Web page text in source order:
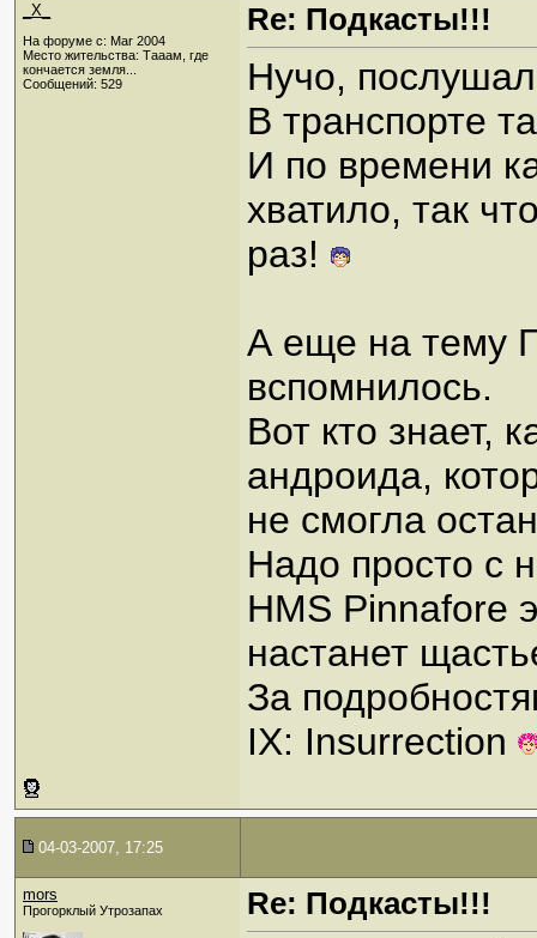
_X_
На форуме с: Mar 2004
Место жительства: Тааам, где
кончается земля...
Сообщений: 529
Re: Подкасты!!!
Нучо,
В транспорте
И по времени
хватило, так
раз!
А еще на тему
вспомнилось.
Вот кто знает,
андроида,
не смогла
Надо просто с
HMS Pinnafore
настанет
За
IX: Insurrection
04-03-2007, 17:25
mors
Прогорклый Утрозапах Re: Подкасты!!!